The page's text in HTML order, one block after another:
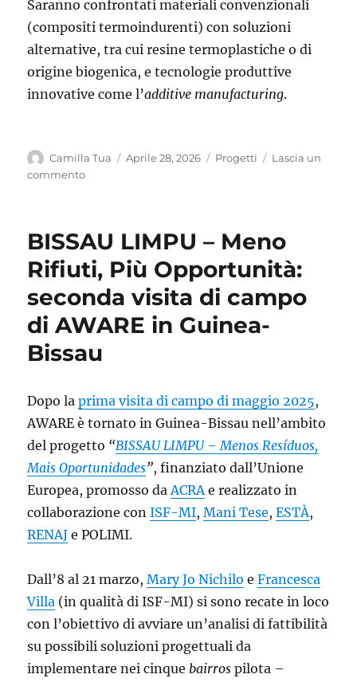
Saranno confrontati materiali convenzionali
(compositi termoindurenti) con soluzioni
alternative, tra cui resine termoplastiche o di
origine biogenica, e tecnologie produttive
innovative come l’additive manufacturing.
Autore
Camilla Tua
Pubblicato
Aprile 28, 2026 Categorie
Progetti
Lascia un
commentosu
Elettrico
Nazionale:
metodologia
LCA
a
supporto
sviluppo
offshore
BISSAU LIMPU – Meno
Rifiuti, Più Opportunità:
seconda visita di campo
di AWARE in Guinea-
Bissau
Dopo laprima visita di campo di maggio 2025,
AWARE è tornato in Guinea-Bissau nell’ambito
del progetto “BISSAU LIMPU – Menos Resíduos,
Mais Oportunidades”, finanziato dall’Unione
Europea, promosso daACRAe realizzato in
collaborazione conISF-MI,Mani Tese,ESTÀ,
RENAJ e POLIMI.
Dall’8 al 21 marzo,Mary Jo Nichilo eFrancesca
Villa (in qualità di ISF-MI) si sono recate in loco
con l’obiettivo di avviare un’analisi di fattibilità
su possibili soluzioni progettuali da
implementare nei cinque bairros pilota –